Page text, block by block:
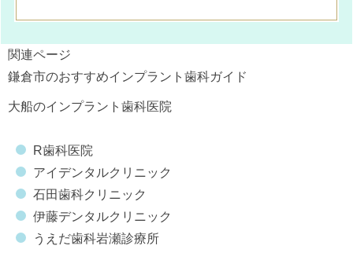
関連ページ
鎌倉市のおすすめインプラント歯科ガイド
大船のインプラント歯科医院
R歯科医院
アイデンタルクリニック
石田歯科クリニック
伊藤デンタルクリニック
うえだ歯科岩瀬診療所